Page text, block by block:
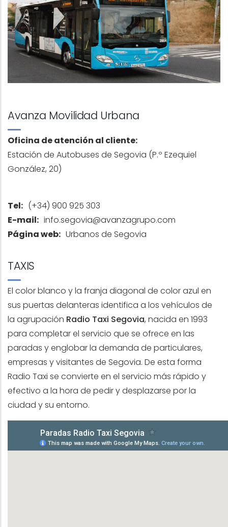
Avanza Movilidad Urbana
Oficina de atención al cliente:
Estación de Autobuses de Segovia (P.º Ezequiel
González, 20)
Tel: (+34) 900 925 303
E-mail: info.segovia@avanzagrupo.com
Página web: Urbanos de Segovia
TAXIS
El color blanco y la franja diagonal de color azul en
sus puertas delanteras identifica a los vehículos de
la agrupación Radio Taxi Segovia, nacida en 1993
para completar el servicio que se ofrece en las
paradas y englobar la demanda de particulares,
empresas y visitantes de Segovia. De esta forma
Radio Taxi se convierte en el servicio más rápido y
efectivo a la hora de pedir y desplazarse por la
ciudad y su entorno.